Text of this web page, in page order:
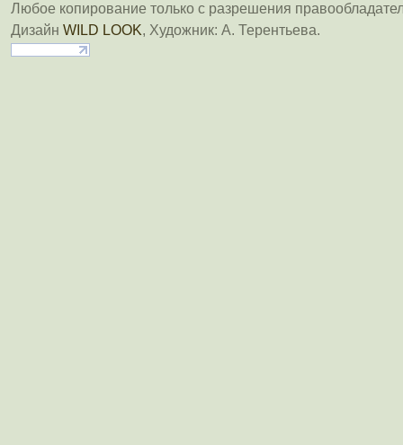
Любое копирование только с разрешения
Дизайн WILD LOOK, Художник: А. Терентьева.